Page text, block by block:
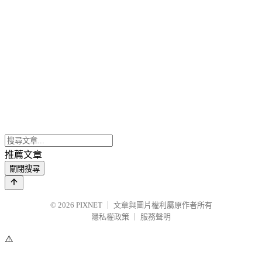
推薦文章
關閉搜尋
© 2026 PIXNET
文章與圖片權利屬原作者所有
隱私權政策
服務聲明
⚠️